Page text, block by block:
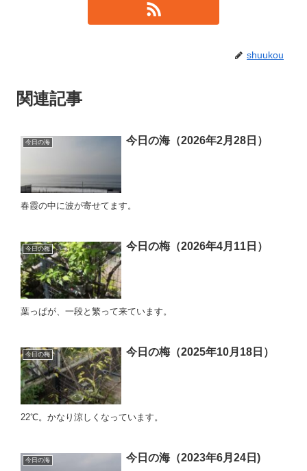
shuukou
関連記事
今日の海 今日の海（2026年2月28日）
春霞の中に波が寄せてます。
今日の梅 今日の梅（2026年4月11日）
葉っぱが、一段と繁って来ています。
今日の梅 今日の梅（2025年10月18日）
22℃。かなり涼しくなっています。
今日の海 今日の海（2023年6月24日)